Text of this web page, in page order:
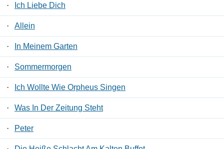
· Ich Liebe Dich
· Allein
· In Meinem Garten
· Sommermorgen
· Ich Wollte Wie Orpheus Singen
· Was In Der Zeitung Steht
· Peter